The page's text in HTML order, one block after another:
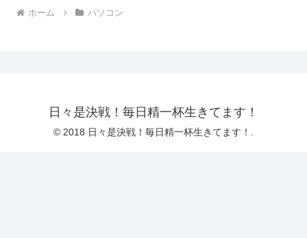
ホーム パソコン
日々是決戦！毎日精一杯生きてます！
© 2018 日々是決戦！毎日精一杯生きてます！.